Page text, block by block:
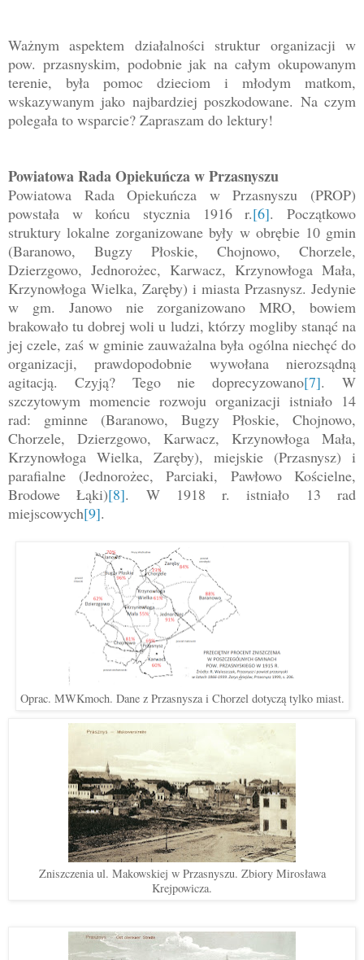
Ważnym aspektem działalności struktur organizacji w
pow. przasnyskim, podobnie jak na całym okupowanym
terenie, była pomoc dzieciom i młodym matkom,
wskazywanym jako najbardziej poszkodowane. Na czym
polegała to wsparcie? Zapraszam do lektury!
Powiatowa Rada Opiekuńcza w Przasnyszu
Powiatowa Rada Opiekuńcza w Przasnyszu (PROP)
powstała w końcu stycznia 1916 r.[6]. Początkowo
struktury lokalne zorganizowane były w obrębie 10 gmin
(Baranowo, Bugzy Płoskie, Chojnowo, Chorzele,
Dzierzgowo, Jednorożec, Karwacz, Krzynowłoga Mała,
Krzynowłoga Wielka, Zaręby) i miasta Przasnysz. Jedynie
w gm. Janowo nie zorganizowano MRO, bowiem
brakowało tu dobrej woli u ludzi, którzy mogliby stanąć na
jej czele, zaś w gminie zauważalna była ogólna niechęć do
organizacji, prawdopodobnie wywołana nierozsądną
agitacją. Czyją? Tego nie doprecyzowano[7]. W
szczytowym momencie rozwoju organizacji istniało 14
rad: gminne (Baranowo, Bugzy Płoskie, Chojnowo,
Chorzele, Dzierzgowo, Karwacz, Krzynowłoga Mała,
Krzynowłoga Wielka, Zaręby), miejskie (Przasnysz) i
parafialne (Jednorożec, Parciaki, Pawłowo Kościelne,
Brodowe Łąki)[8]. W 1918 r. istniało 13 rad
miejscowych[9].
Oprac. MWKmoch. Dane z Przasnysza i Chorzel dotyczą tylko miast.
Zniszczenia ul. Makowskiej w Przasnyszu. Zbiory Mirosława
Krejpowicza.